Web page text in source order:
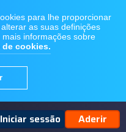
Iniciar sessão Aderir